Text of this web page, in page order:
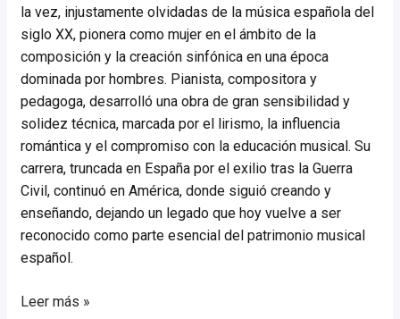
la vez, injustamente olvidadas de la música española del
siglo XX, pionera como mujer en el ámbito de la
composición y la creación sinfónica en una época
dominada por hombres. Pianista, compositora y
pedagoga, desarrolló una obra de gran sensibilidad y
solidez técnica, marcada por el lirismo, la influencia
romántica y el compromiso con la educación musical. Su
carrera, truncada en España por el exilio tras la Guerra
Civil, continuó en América, donde siguió creando y
enseñando, dejando un legado que hoy vuelve a ser
reconocido como parte esencial del patrimonio musical
español.
María
Leer más »